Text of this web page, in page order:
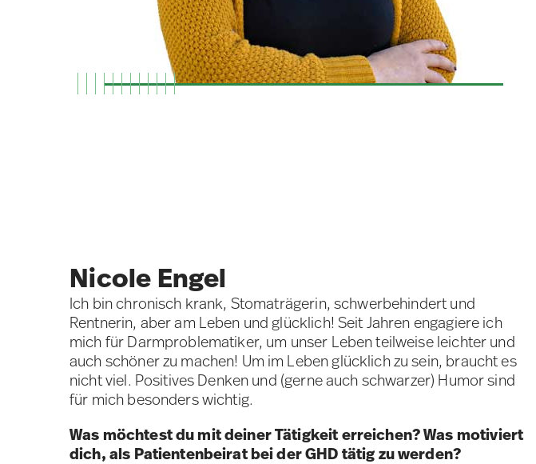
Nicole Engel
Ich bin chronisch krank, Stomaträgerin, schwerbehindert und
Rentnerin, aber am Leben und glücklich! Seit Jahren engagiere ich
mich für Darmproblematiker, um unser Leben teilweise leichter und
auch schöner zu machen! Um im Leben glücklich zu sein, braucht es
nicht viel. Positives Denken und (gerne auch schwarzer) Humor sind
für mich besonders wichtig.
Was möchtest du mit deiner Tätigkeit erreichen? Was motiviert
dich, als Patientenbeirat bei der GHD tätig zu werden?